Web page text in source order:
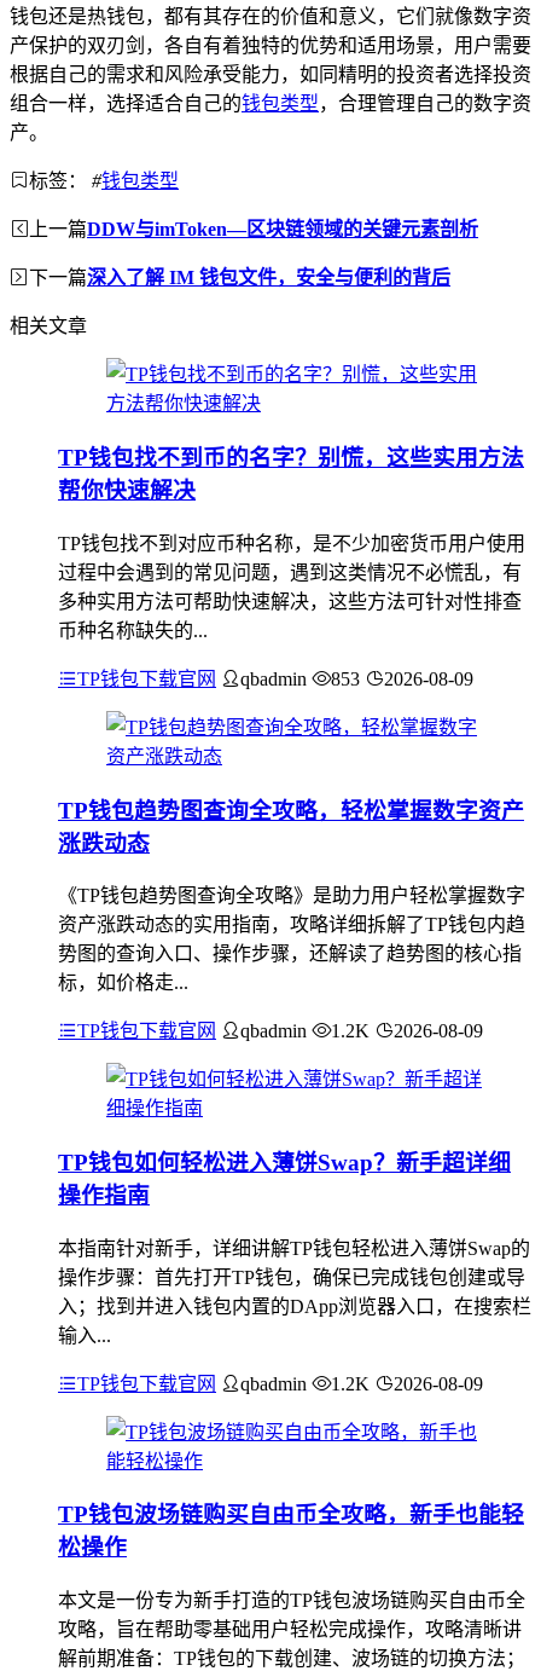
钱包还是热钱包，都有其存在的价值和意义，它们就像数字资
产保护的双刃剑，各自有着独特的优势和适用场景，用户需要
根据自己的需求和风险承受能力，如同精明的投资者选择投资
组合一样，选择适合自己的钱包类型，合理管理自己的数字资
产。
标签： #钱包类型
上一篇DDW与imToken—区块链领域的关键元素剖析
下一篇深入了解 IM 钱包文件，安全与便利的背后
相关文章
TP钱包找不到币的名字？别慌，这些实用方法
帮你快速解决
TP钱包找不到对应币种名称，是不少加密货币用户使用
过程中会遇到的常见问题，遇到这类情况不必慌乱，有
多种实用方法可帮助快速解决，这些方法可针对性排查
币种名称缺失的...
TP钱包下载官网 qbadmin 853 2026-08-09
TP钱包趋势图查询全攻略，轻松掌握数字资产
涨跌动态
《TP钱包趋势图查询全攻略》是助力用户轻松掌握数字
资产涨跌动态的实用指南，攻略详细拆解了TP钱包内趋
势图的查询入口、操作步骤，还解读了趋势图的核心指
标，如价格走...
TP钱包下载官网 qbadmin 1.2K 2026-08-09
TP钱包如何轻松进入薄饼Swap？新手超详细
操作指南
本指南针对新手，详细讲解TP钱包轻松进入薄饼Swap的
操作步骤：首先打开TP钱包，确保已完成钱包创建或导
入；找到并进入钱包内置的DApp浏览器入口，在搜索栏
输入...
TP钱包下载官网 qbadmin 1.2K 2026-08-09
TP钱包波场链购买自由币全攻略，新手也能轻
松操作
本文是一份专为新手打造的TP钱包波场链购买自由币全
攻略，旨在帮助零基础用户轻松完成操作，攻略清晰讲
解前期准备：TP钱包的下载创建、波场链的切换方法；